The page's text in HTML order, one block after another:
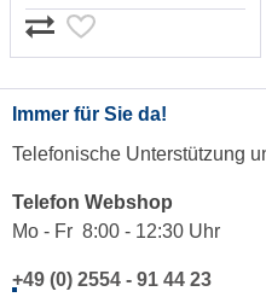
Immer für Sie da!
Telefonische Unterstützung
Telefon Webshop
Mo - Fr 8:00 - 12:30 Uhr
+49 (0) 2554 - 91 44 23